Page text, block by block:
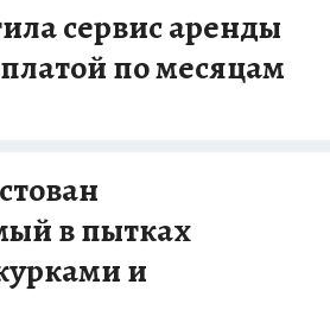
сервис аренды
по месяцам
в пытках
и